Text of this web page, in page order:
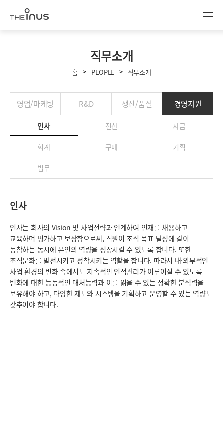
직무소개
홈 > PEOPLE > 직무소개
영업/마케팅 R&D 생산/품질 경영지원
인사 전산 자금
회계 구매 기획
법무
인사
인사는 회사의 Vision 및 사업전략과 연계하여 인재를 채용하고
교육하며 평가하고 보상함으로써, 직원이 조직 목표 달성에 같이
동참하는 동시에 본인의 역량을 성장시킬 수 있도록 합니다. 또한
조직문화를 발전시키고 정착시키는 역할을 합니다. 따라서 내·외부적인
사업 환경의 변화 속에서도 지속적인 인적관리가 이루어질 수 있도록
변화에 대한 능동적인 대처능력과 이를 읽을 수 있는 정확한 분석력을
보유해야 하고, 다양한 제도와 시스템을 기획하고 운영할 수 있는 역량도
갖추어야 합니다.